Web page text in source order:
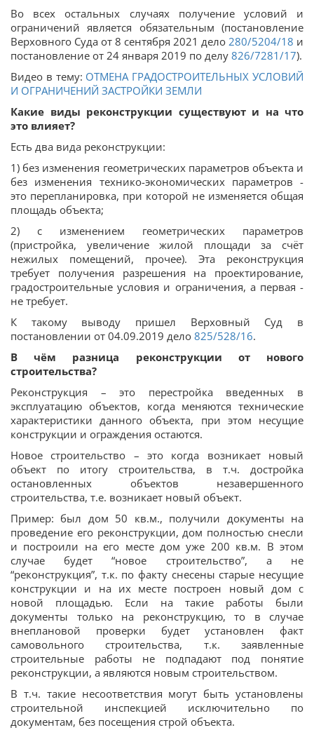
Во всех остальных случаях получение условий и
ограничений является обязательным (постановление
Верховного Суда от 8 сентября 2021 дело 280/5204/18 и
постановление от 24 января 2019 по делу 826/7281/17).
Видео в тему: ОТМЕНА ГРАДОСТРОИТЕЛЬНЫХ УСЛОВИЙ
И ОГРАНИЧЕНИЙ ЗАСТРОЙКИ ЗЕМЛИ
Какие виды реконструкции существуют и на что
это влияет?
Есть два вида реконструкции:
1) без изменения геометрических параметров объекта и
без изменения технико-экономических параметров -
это перепланировка, при которой не изменяется общая
площадь объекта;
2) с изменением геометрических параметров
(пристройка, увеличение жилой площади за счёт
нежилых помещений, прочее). Эта реконструкция
требует получения разрешения на проектирование,
градостроительные условия и ограничения, а первая -
не требует.
К такому выводу пришел Верховный Суд в
постановлении от 04.09.2019 дело 825/528/16.
В чём разница реконструкции от нового
строительства?
Реконструкция – это перестройка введенных в
эксплуатацию объектов, когда меняются технические
характеристики данного объекта, при этом несущие
конструкции и ограждения остаются.
Новое строительство – это когда возникает новый
объект по итогу строительства, в т.ч. достройка
остановленных объектов незавершенного
строительства, т.е. возникает новый объект.
Пример: был дом 50 кв.м., получили документы на
проведение его реконструкции, дом полностью снесли
и построили на его месте дом уже 200 кв.м. В этом
случае будет “новое строительство”, а не
“реконструкция”, т.к. по факту снесены старые несущие
конструкции и на их месте построен новый дом с
новой площадью. Если на такие работы были
документы только на реконструкцию, то в случае
внеплановой проверки будет установлен факт
самовольного строительства, т.к. заявленные
строительные работы не подпадают под понятие
реконструкции, а являются новым строительством.
В т.ч. такие несоответствия могут быть установлены
строительной инспекцией исключительно по
документам, без посещения строй объекта.